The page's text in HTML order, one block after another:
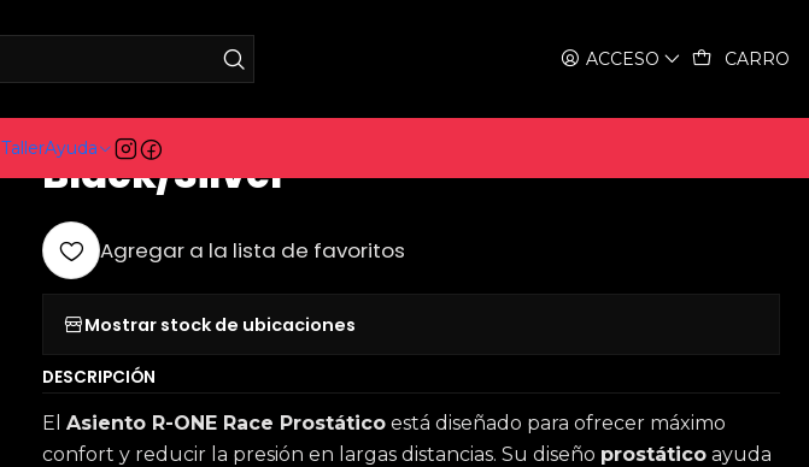
ACCESO CARRO
TallerAyuda
Asiento R-ONE Race, Prostatico,
Black/Silver
Agregar a la lista de favoritos
Mostrar stock de ubicaciones
DESCRIPCIÓN
El Asiento R-ONE Race Prostático está diseñado para ofrecer máximo
confort y reducir la presión en largas distancias. Su diseño prostático ayuda